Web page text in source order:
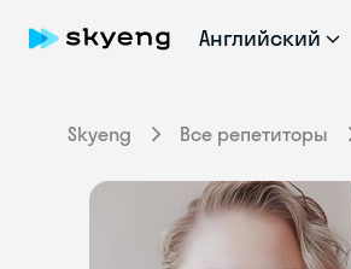
Английский
Skyeng Все репетиторы